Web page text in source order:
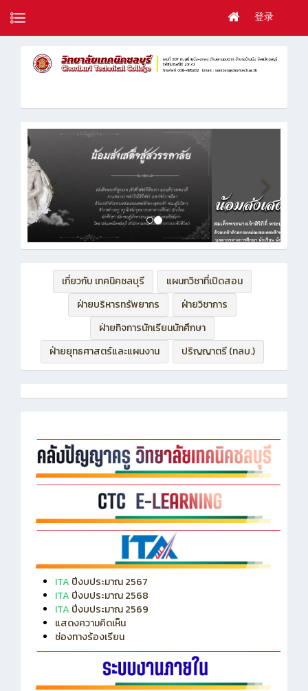
登录
เกี่ยวกับ เทคนิคชลบุรี
แผนกวิชาที่เปิดสอน
ฝ่ายบริหารทรัพยากร
ฝ่ายวิชาการ
ฝ่ายกิจการนักเรียนนักศึกษา
ฝ่ายยุทธศาสตร์และแผนงาน
ปริญญาตรี (ทลบ.)
ITA ปีงบประมาณ 2567
ITA ปีงบประมาณ 2568
ITAปีงบประมาณ 2569
แสดงความคิดเห็น
ช่องทางร้องเรียน